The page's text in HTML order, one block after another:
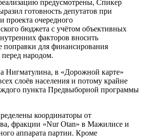
предусмотрены, Спикер
готовность депутатов при
проекта очередного
бюджета с учётом объективных
факторов вносить
поправки для финансирования
перед народом.
Нигматулина, в «Дорожной карте»
слоёв населения и потому крайне
пункта Предвыборной программы
координаторы от
фракции «Nur Otan» в Мажилисе и
аппарата партии. Кроме